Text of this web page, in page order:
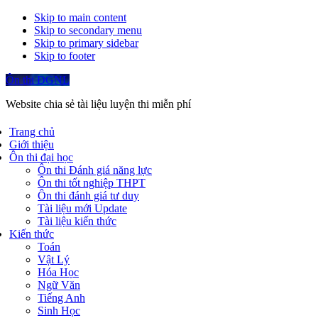
Skip to main content
Skip to secondary menu
Skip to primary sidebar
Skip to footer
Ôn thi ĐGNL
Website chia sẻ tài liệu luyện thi miễn phí
Trang chủ
Giới thiệu
Ôn thi đại học
Ôn thi Đánh giá năng lực
Ôn thi tốt nghiệp THPT
Ôn thi đánh giá tư duy
Tài liệu mới Update
Tài liệu kiến thức
Kiến thức
Toán
Vật Lý
Hóa Học
Ngữ Văn
Tiếng Anh
Sinh Học